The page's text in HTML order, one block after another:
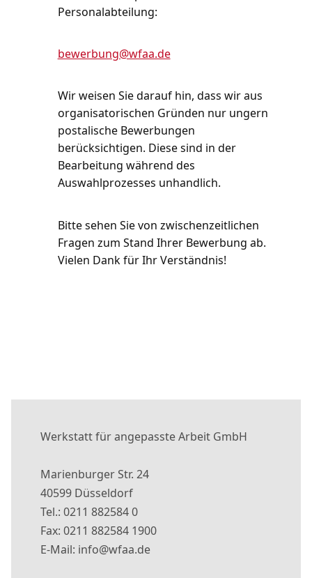
Personalabteilung:
bewerbung@wfaa.de
Wir weisen Sie darauf hin, dass wir aus
organisatorischen Gründen nur ungern
postalische Bewerbungen
berücksichtigen. Diese sind in der
Bearbeitung während des
Auswahlprozesses unhandlich.
Bitte sehen Sie von zwischenzeitlichen
Fragen zum Stand Ihrer Bewerbung ab.
Vielen Dank für Ihr Verständnis!
Werkstatt für angepasste Arbeit GmbH
Marienburger Str. 24
40599 Düsseldorf
Tel.: 0211 882584 0
Fax: 0211 882584 1900
E-Mail: info@wfaa.de